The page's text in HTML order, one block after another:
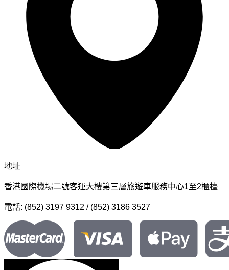
地址
香港國際機場二號客運大樓第三層旅遊車服務中心1至2櫃檯
電話: (852) 3197 9312 / (852) 3186 3527